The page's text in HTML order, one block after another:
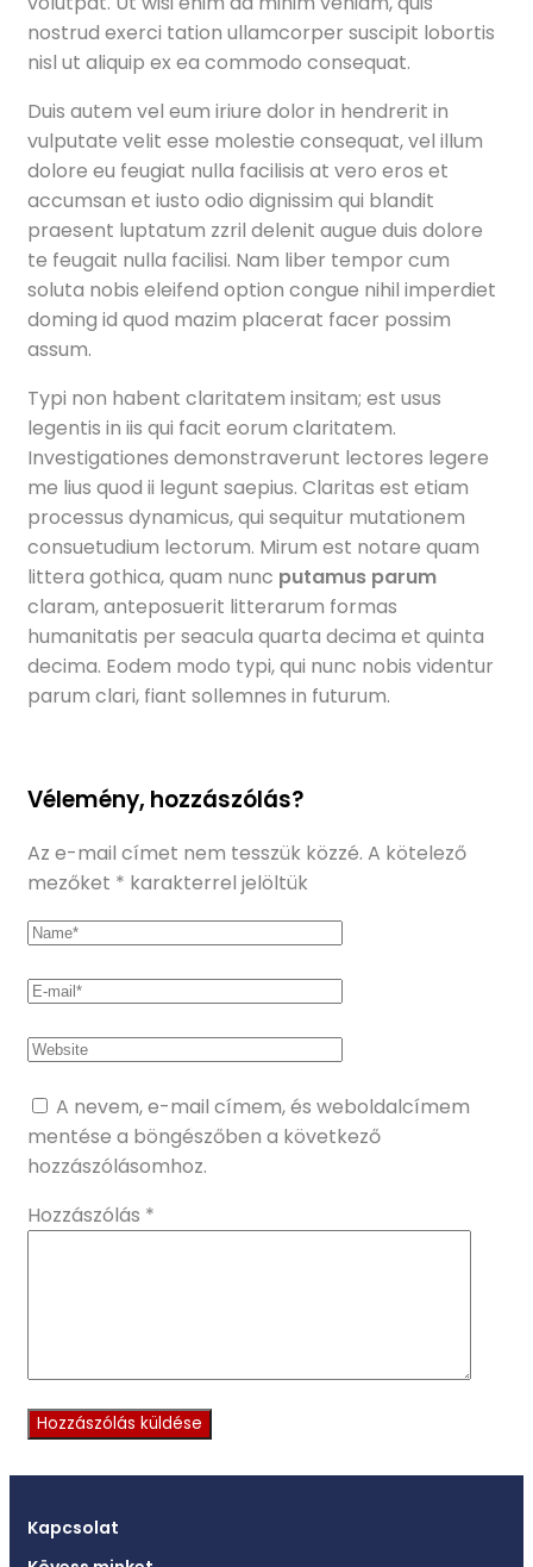
nostrud exerci tation ullamcorper suscipit lobortis
nisl ut aliquip ex ea commodo consequat.
Duis autem vel eum iriure dolor in hendrerit in
vulputate velit esse molestie consequat, vel illum
dolore eu feugiat nulla facilisis at vero eros et
accumsan et iusto odio dignissim qui blandit
praesent luptatum zzril delenit augue duis dolore
te feugait nulla facilisi. Nam liber tempor cum
soluta nobis eleifend option congue nihil imperdiet
doming id quod mazim placerat facer possim
assum.
Typi non habent claritatem insitam; est usus
legentis in iis qui facit eorum claritatem.
Investigationes demonstraverunt lectores legere
me lius quod ii legunt saepius. Claritas est etiam
processus dynamicus, qui sequitur mutationem
consuetudium lectorum. Mirum est notare quam
littera gothica, quam nunc putamus parum
claram, anteposuerit litterarum formas
humanitatis per seacula quarta decima et quinta
decima. Eodem modo typi, qui nunc nobis videntur
parum clari, fiant sollemnes in futurum.
Vélemény, hozzászólás?
Az e-mail címet nem tesszük közzé. A kötelező
mezőket * karakterrel jelöltük
A nevem, e-mail címem, és weboldalcímem
mentése a böngészőben a következő
hozzászólásomhoz.
Hozzászólás *
Kapcsolat